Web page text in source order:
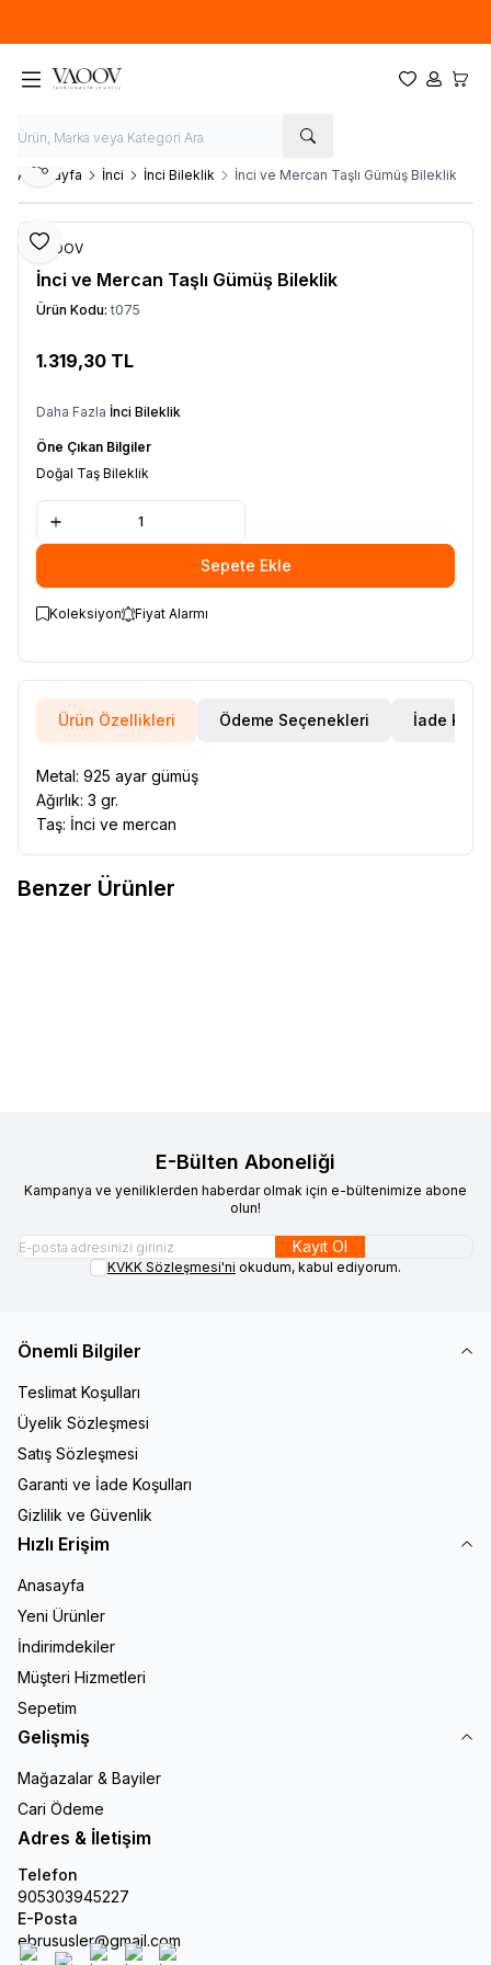
Favorilerim
Hesabım
Ana Sayfa İnci İnci Bileklik İnci ve Mercan Taşlı Gümüş Bileklik
Favoriye Ekle
Paylaş
VAOOV
İnci ve Mercan Taşlı Gümüş Bileklik
Ürün Kodu: t075
1.319,30 TL
Daha Fazla İnci Bileklik
Öne Çıkan Bilgiler
Doğal Taş Bileklik
Sepete Ekle
Koleksiyon Fiyat Alarmı
Ürün Özellikleri Ödeme Seçenekleri İade
Metal: 925 ayar gümüş
Ağırlık: 3 gr.
Taş: İnci ve mercan
Benzer Ürünler
E-Bülten Aboneliği
Kampanya ve yeniliklerden haberdar olmak için e-bültenimize abone
olun!
Kayıt Ol
KVKK Sözleşmesi'ni okudum, kabul ediyorum.
Önemli Bilgiler
Teslimat Koşulları
Üyelik Sözleşmesi
Satış Sözleşmesi
Garanti ve İade Koşulları
Gizlilik ve Güvenlik
Hızlı Erişim
Anasayfa
Yeni Ürünler
İndirimdekiler
Müşteri Hizmetleri
Sepetim
Gelişmiş
Mağazalar & Bayiler
Cari Ödeme
Adres & İletişim
Telefon
905303945227
E-Posta
ebrususler@gmail.com